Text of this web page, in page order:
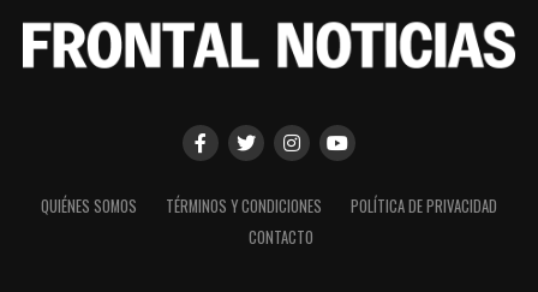
QUIÉNES SOMOS TÉRMINOS Y CONDICIONES
POLÍTICA DE PRIVACIDAD
CONTACTO